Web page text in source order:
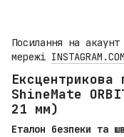
Посилання на
мережі
Ексцентрикова
ShineMate
21 мм)
Еталон безпеки та